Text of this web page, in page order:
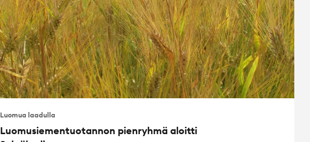
Luomua laadulla
Luomusiementuotannon pienryhmä aloitti